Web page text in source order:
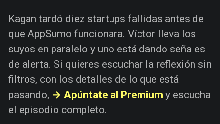
Kagan tardó diez startups fallidas antes de
que AppSumo funcionara. Víctor lleva los
suyos en paralelo y uno está dando señales
de alerta. Si quieres escuchar la reflexión sin
filtros, con los detalles de lo que está
pasando, → Apúntate al Premium y escucha
el episodio completo.